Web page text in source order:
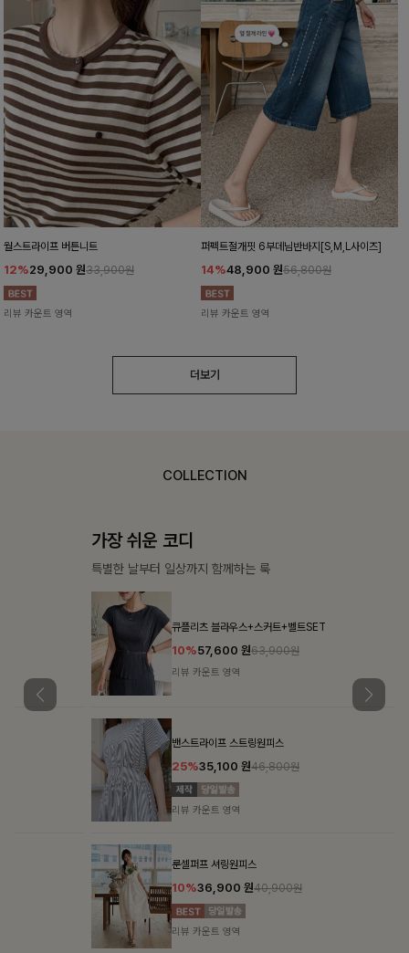
월스트라이프 버튼니트
12%29,900 원33,900원
리뷰 카운트 영역
퍼펙트절개핏 6부데님반바지[S,M,L사이즈]
14%48,900 원56,800원
리뷰 카운트 영역
더보기
COLLECTION
가장 쉬운 코디
특별한 날부터 일상까지 함께하는 룩
큐플리츠 블라우스+스커트+벨트SET
10% 57,600원 63,900원
리뷰 카운트 영역
밴스트라이프 스트링원피스
25% 35,100 원46,800원
리뷰 카운트 영역
룬셀퍼프 셔링원피스
10%36,900원40,900원
리뷰 카운트 영역